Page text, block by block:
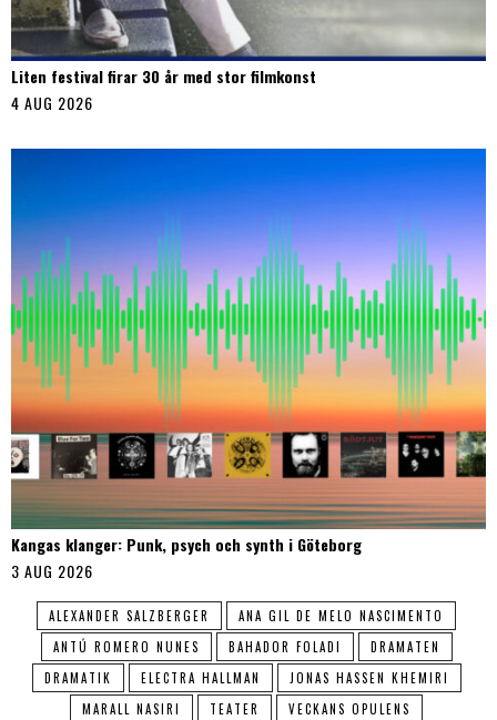
Liten festival firar 30 år med stor filmkonst
4 AUG 2026
Kangas klanger: Punk, psych och synth i Göteborg
3 AUG 2026
ALEXANDER SALZBERGER
ANA GIL DE MELO NASCIMENTO
ANTÚ ROMERO NUNES
BAHADOR FOLADI
DRAMATEN
DRAMATIK
ELECTRA HALLMAN
JONAS HASSEN KHEMIRI
MARALL NASIRI
TEATER VECKANS OPULENS